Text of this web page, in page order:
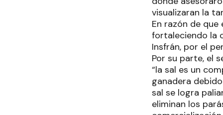
visualizaran la
En razón de
fortaleciendo la
Insfrán, por el
Por su parte, el
“la sal es un
ganadera
sal se logra
eliminan los